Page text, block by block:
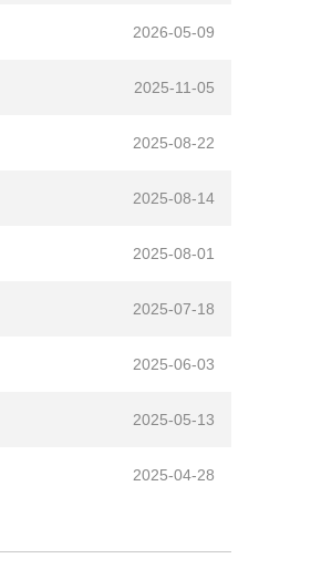
2026-05-09
2025-11-05
2025-08-22
2025-08-14
2025-08-01
2025-07-18
2025-06-03
2025-05-13
2025-04-28